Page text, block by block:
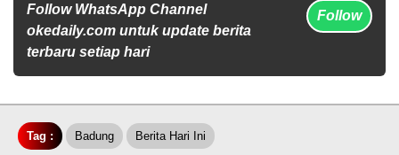
Follow WhatsApp Channel
okedaily.com untuk update berita
terbaru setiap hari
Follow
Tag : Badung Berita Hari Ini